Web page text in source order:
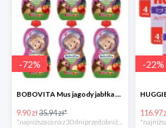
-72%
BOBOVITA Mus jagody jabłka banan 6 sztuk
9.90 zł35.94 zł*
*najniższa cena z 30 dni przed obniżką
-22%
116.97